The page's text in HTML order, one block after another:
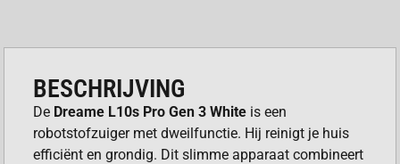
BESCHRIJVING
De Dreame L10s Pro Gen 3 White is een
robotstofzuiger met dweilfunctie. Hij reinigt je huis
efficiënt en grondig. Dit slimme apparaat combineert